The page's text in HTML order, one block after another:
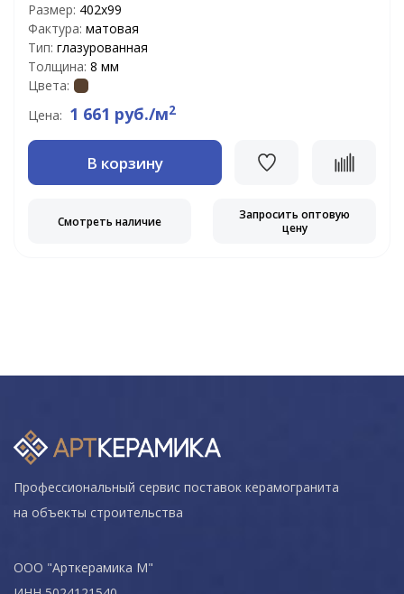
Размер: 402х99
Фактура: матовая
Тип: глазурованная
Толщина: 8 мм
Цвета:
Цена: 1 661 руб./м2
В корзину
Смотреть наличие
Запросить оптовую
цену
Профессиональный сервис поставок керамогранита
на объекты строительства
ООО "Арткерамика М"